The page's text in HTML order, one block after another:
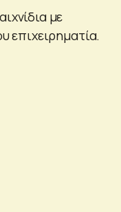
με
επιχειρηματία.